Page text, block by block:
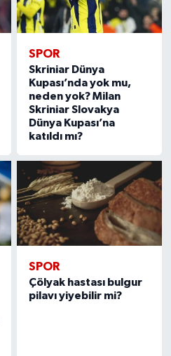
SPOR
Skriniar Dünya
Kupası’nda yok mu,
neden yok? Milan
Skriniar Slovakya
Dünya Kupası’na
katıldı mı?
SPOR
Çölyak hastası bulgur
pilavı yiyebilir mi?